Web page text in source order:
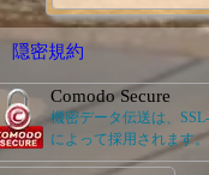
隠密規約
Comodo Secure
機密データ伝送は、
によって採用されます。